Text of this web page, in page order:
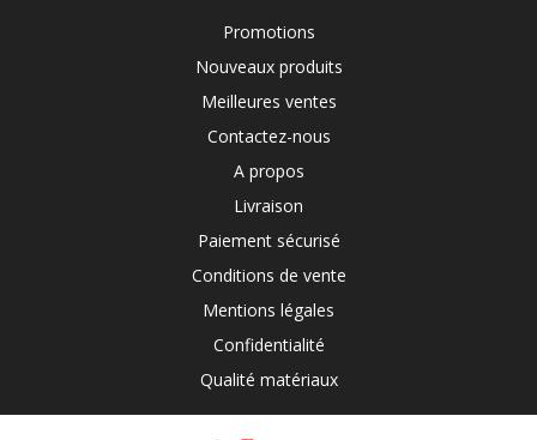
Promotions
Nouveaux produits
Meilleures ventes
Contactez-nous
A propos
Livraison
Paiement sécurisé
Conditions de vente
Mentions légales
Confidentialité
Qualité matériaux